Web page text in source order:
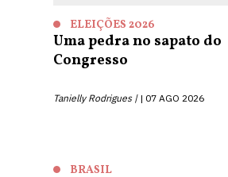
ELEIÇÕES 2026
Uma pedra no sapato do
Congresso
Tanielly Rodrigues | 07 AGO 2026
BRASIL